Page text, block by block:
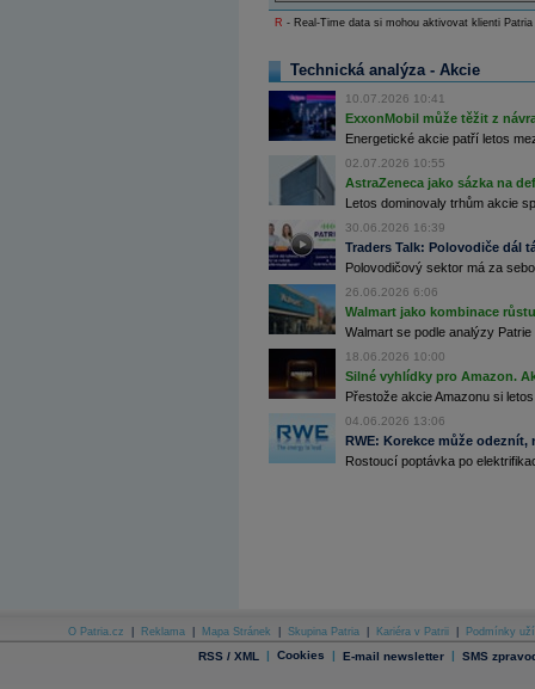
Databanka - Ceny
R - Real-Time data si mohou aktivovat klienti
Technická analýza - Akcie
10.07.2026 10:41
ExxonMobil může těžit z
Energetické akcie patří letos
02.07.2026 10:55
AstraZeneca jako sázka na
Letos dominovaly trhům akcie
30.06.2026 16:39
Traders Talk: Polovodiče dál
Polovodičový sektor má za
26.06.2026 6:06
Walmart jako kombinace
Walmart se podle analýzy
18.06.2026 10:00
Silné vyhlídky pro Amazon.
Přestože akcie Amazonu si
04.06.2026 13:06
RWE: Korekce může
Rostoucí poptávka po
O Patria.cz Reklama Mapa Stránek Skupina Patria Kariéra v Patrii Podmínky
RSS / XML | Cookies | E-mail newsletter | SMS